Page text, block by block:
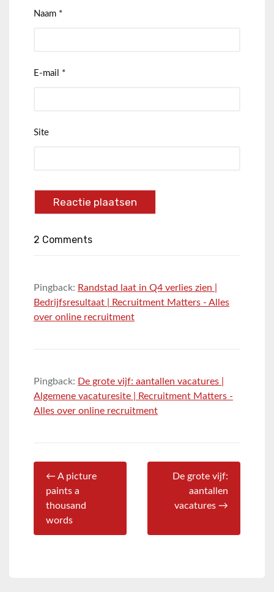
Naam *
E-mail *
Site
2 Comments
Pingback: Randstad laat in Q4 verlies zien |
Bedrijfsresultaat | Recruitment Matters - Alles
over online recruitment
Pingback: De grote vijf: aantallen vacatures |
Algemene vacaturesite | Recruitment Matters -
Alles over online recruitment
← A picture
paints a
thousand
words
De grote vijf:
aantallen
vacatures →